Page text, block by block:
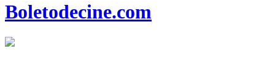
Boletodecine.com